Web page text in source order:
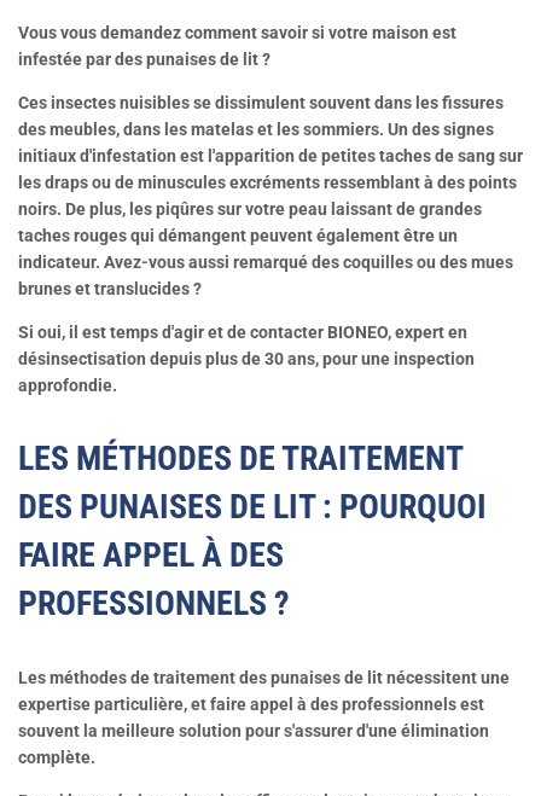
Vous vous demandez comment savoir si votre maison est
infestée par des punaises de lit ?
Ces insectes nuisibles se dissimulent souvent dans les fissures
des meubles, dans les matelas et les sommiers. Un des signes
initiaux d'infestation est l'apparition de petites taches de sang sur
les draps ou de minuscules excréments ressemblant à des points
noirs. De plus, les piqûres sur votre peau laissant de grandes
taches rouges qui démangent peuvent également être un
indicateur. Avez-vous aussi remarqué des coquilles ou des mues
brunes et translucides ?
Si oui, il est temps d'agir et de contacter BIONEO, expert en
désinsectisation depuis plus de 30 ans, pour une inspection
approfondie.
LES MÉTHODES DE TRAITEMENT
DES PUNAISES DE LIT : POURQUOI
FAIRE APPEL À DES
PROFESSIONNELS ?
Les méthodes de traitement des punaises de lit nécessitent une
expertise particulière, et faire appel à des professionnels est
souvent la meilleure solution pour s'assurer d'une élimination
complète.